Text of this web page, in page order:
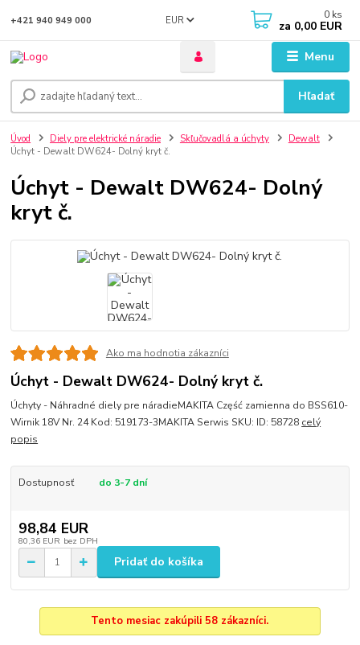
Menu
EUR
Hľadať
+421 940 949 000 0 ks
za 0,00 EUR
Úvod Diely pre elektrické náradie Skľučovadlá a úchyty
Dewalt
Úchyt - Dewalt DW624- Dolný kryt č.
Úchyt - Dewalt DW624- Dolný
kryt č.
Ako ma hodnotia zákazníci
Úchyt - Dewalt DW624- Dolný kryt č.
Úchyty - Náhradné diely pre náradieMAKITA Część zamienna do BSS610-
Wirnik 18V Nr. 24 Kod: 519173-3MAKITA Serwis SKU: ID: 58728 celý
popis
Dostupnosť do 3-7 dní
98,84 EUR
80,36 EUR bez DPH
Pridať do košíka
Tento mesiac zakúpili 58 zákazníci.